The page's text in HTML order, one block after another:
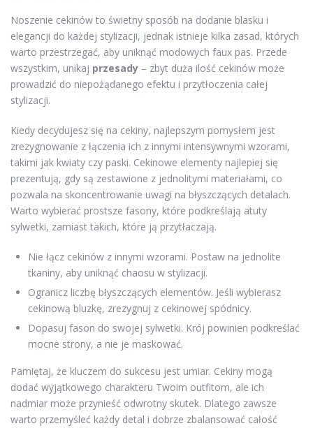
Noszenie cekinów to świetny sposób na dodanie blasku i
elegancji do każdej stylizacji, jednak istnieje kilka zasad, których
warto przestrzegać, aby uniknąć modowych faux pas. Przede
wszystkim, unikaj przesady – zbyt duża ilość cekinów może
prowadzić do niepożądanego efektu i przytłoczenia całej
stylizacji.
Kiedy decydujesz się na cekiny, najlepszym pomysłem jest
zrezygnowanie z łączenia ich z innymi intensywnymi wzorami,
takimi jak kwiaty czy paski. Cekinowe elementy najlepiej się
prezentują, gdy są zestawione z jednolitymi materiałami, co
pozwala na skoncentrowanie uwagi na błyszczących detalach.
Warto wybierać prostsze fasony, które podkreślają atuty
sylwetki, zamiast takich, które ją przytłaczają.
Nie łącz cekinów z innymi wzorami. Postaw na jednolite
tkaniny, aby uniknąć chaosu w stylizacji.
Ogranicz liczbę błyszczących elementów. Jeśli wybierasz
cekinową bluzkę, zrezygnuj z cekinowej spódnicy.
Dopasuj fason do swojej sylwetki. Krój powinien podkreślać
mocne strony, a nie je maskować.
Pamiętaj, że kluczem do sukcesu jest umiar. Cekiny mogą
dodać wyjątkowego charakteru Twoim outfitom, ale ich
nadmiar może przynieść odwrotny skutek. Dlatego zawsze
warto przemyśleć każdy detal i dobrze zbalansować całość